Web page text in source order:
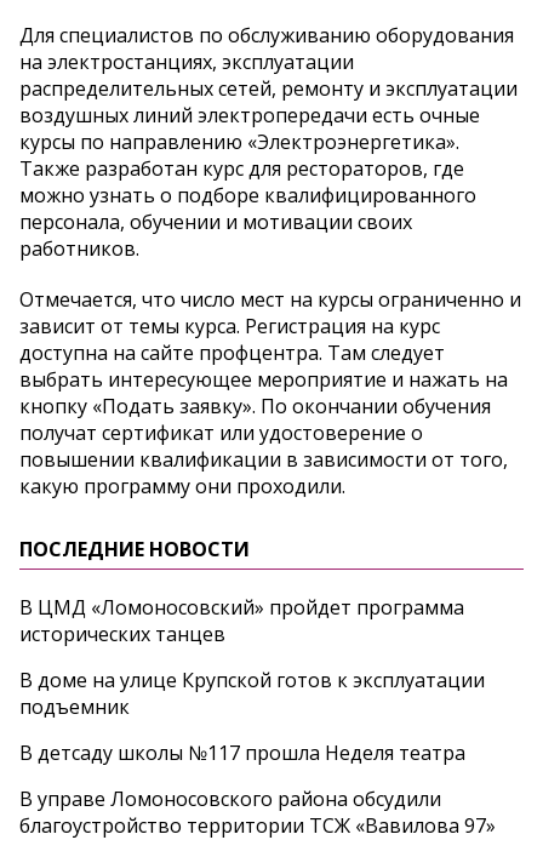
Для специалистов по обслуживанию оборудования
на электростанциях, эксплуатации
распределительных сетей, ремонту и эксплуатации
воздушных линий электропередачи есть очные
курсы по направлению «Электроэнергетика».
Также разработан курс для рестораторов, где
можно узнать о подборе квалифицированного
персонала, обучении и мотивации своих
работников.
Отмечается, что число мест на курсы ограниченно и
зависит от темы курса. Регистрация на курс
доступна на сайте профцентра. Там следует
выбрать интересующее мероприятие и нажать на
кнопку «Подать заявку». По окончании обучения
получат сертификат или удостоверение о
повышении квалификации в зависимости от того,
какую программу они проходили.
ПОСЛЕДНИЕ НОВОСТИ
В ЦМД «Ломоносовский» пройдет программа
исторических танцев
В доме на улице Крупской готов к эксплуатации
подъемник
В детсаду школы №117 прошла Неделя театра
В управе Ломоносовского района обсудили
благоустройство территории ТСЖ «Вавилова 97»